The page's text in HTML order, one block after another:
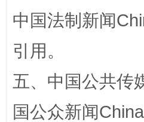
漫山遍野的桃花与雪山、麦地
中国法制新闻
引用。
五、中国公共传
国公众新闻